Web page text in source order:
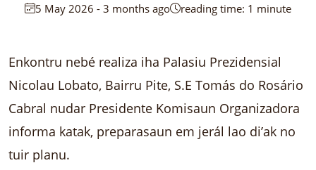
5 May 2026 - 3 months ago reading time: 1 minute
Enkontru nebé realiza iha Palasiu Prezidensial
Nicolau Lobato, Bairru Pite, S.E Tomás do Rosário
Cabral nudar Presidente Komisaun Organizadora
informa katak, preparasaun em jerál lao di’ak no
tuir planu.